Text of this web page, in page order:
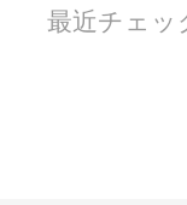
最近チェッ